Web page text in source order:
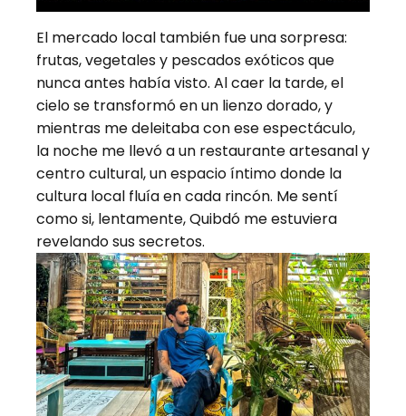
El mercado local también fue una sorpresa:
frutas, vegetales y pescados exóticos que
nunca antes había visto. Al caer la tarde, el
cielo se transformó en un lienzo dorado, y
mientras me deleitaba con ese espectáculo,
la noche me llevó a un restaurante artesanal y
centro cultural, un espacio íntimo donde la
cultura local fluía en cada rincón. Me sentí
como si, lentamente, Quibdó me estuviera
revelando sus secretos.